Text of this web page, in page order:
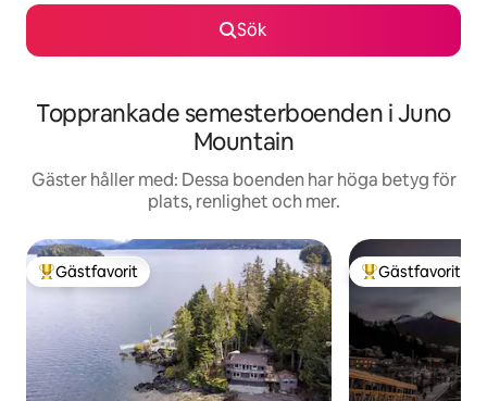
Sök
Topprankade semesterboenden i Juno
Mountain
Gäster håller med: Dessa boenden har höga betyg för
plats, renlighet och mer.
Populär gästfavorit
Gästfavorit Populär
Gästfavorit